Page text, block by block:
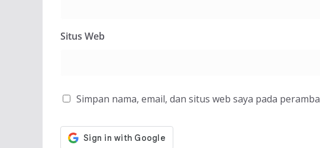
Situs Web
Simpan nama, email, dan situs web saya pada